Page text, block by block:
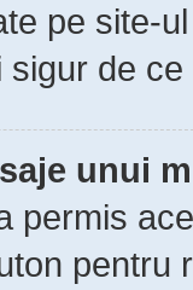
pe site-
de
unui
permis
pentru